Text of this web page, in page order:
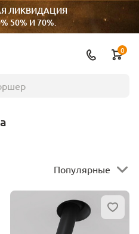
ЛИКВИДАЦИЯ
50% И 70%.
0
Популярные